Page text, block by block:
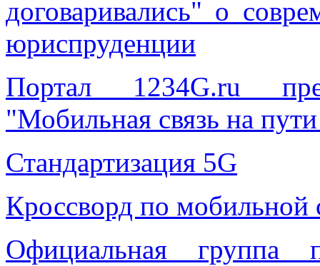
договаривались" о
юриспруденции
Портал 1234G.ru
"Мобильная связь на
Стандартизация 5G
Кроссворд по мобильной
Официальная группа